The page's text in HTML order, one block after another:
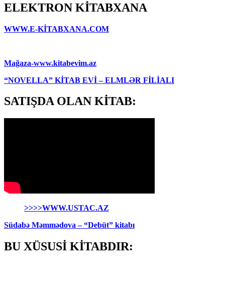
ELEKTRON KİTABXANA
WWW.E-KİTABXANA.COM
Mağaza-www.kitabevim.az
“NOVELLA” KİTAB EVİ – ELMLƏR FİLİALI
SATIŞDA OLAN KİTAB:
>>>>WWW.USTAC.AZ
Südabə Məmmədova – “Debüt” kitabı
BU XÜSUSİ KİTABDIR: